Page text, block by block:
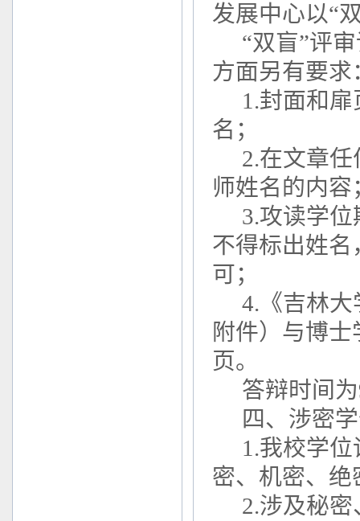
发展中心以“
“双盲”评
方面另有要求
1.封面和
名；
2.在文章
师姓名的内容
3.攻读学
不得标出姓
可；
4.《吉林
附件）与博
页。
答辩时间
四、涉密
1.我校学
密、机密、绝
2.涉及秘